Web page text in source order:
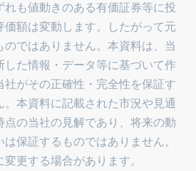
も値動きのある有価証券等に投
価額は変動します。したがって元
ではありません。本資料は、当
した情報・データ等に基づいて作
社がその正確性・完全性を保証す
。本資料に記載された市況や見通
点の当社の見解であり、将来の動
保証するものではありません。
更する場合があります。